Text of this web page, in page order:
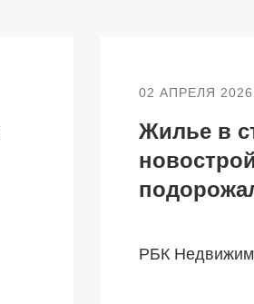
02 АПРЕЛЯ 2026
Жилье в
РБК